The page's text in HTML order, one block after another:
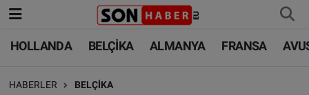
HOLLANDA BELÇİKA ALMANYA FRANSA
HABERLER BELÇİKA
HOLLANDA
BELÇİKA
HOLLANDA
BELÇİKA
Nöbetçi Eczaneler
Hava Durumu